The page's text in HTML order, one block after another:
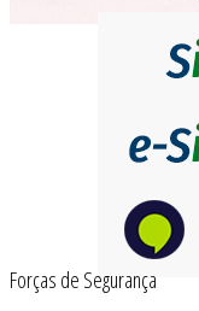
Forças de Segurança